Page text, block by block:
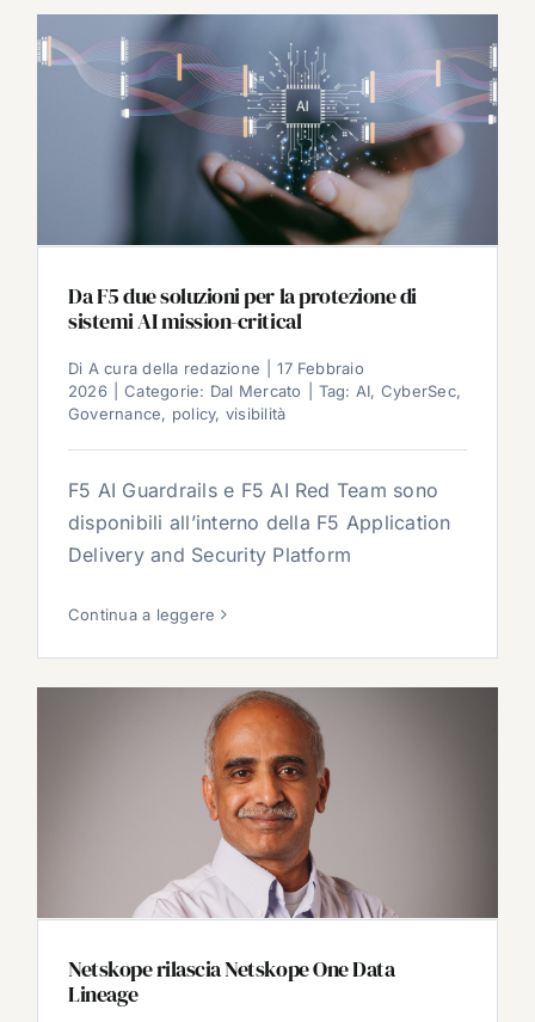
Da F5 due soluzioni per la protezione di
sistemi AI mission-critical
Di A cura della redazione
17 Febbraio
2026
Categorie: Dal Mercato Tag: AI, CyberSec,
Governance, policy, visibilità
F5 AI Guardrails e F5 AI Red Team sono
disponibili all’interno della F5 Application
Delivery and Security Platform
Continua a leggere
Netskope rilascia Netskope One Data
Lineage